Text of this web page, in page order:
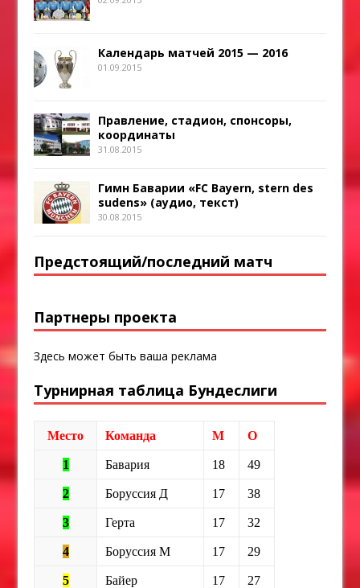
Календарь матчей 2015 — 2016
01.09.2015
Правление, стадион, спонсоры,
координаты
31.08.2015
Гимн Баварии «FC Bayern, stern des
sudens» (аудио, текст)
30.08.2015
Предстоящий/последний матч
Партнеры проекта
Здесь может быть ваша реклама
Турнирная таблица Бундеслиги
Место Команда М О
1 Бавария 18 49
2 Боруссия Д 17 38
3 Герта 17 32
4 Боруссия М 17 29
5 Байер 17 27